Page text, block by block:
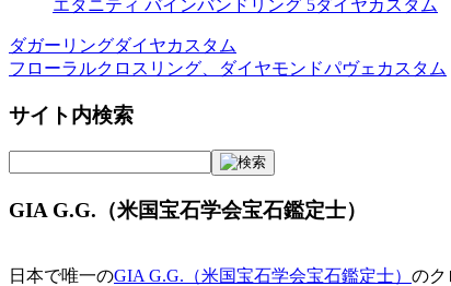
エタニティ バインバンドリング 5ダイヤカスタム
投
稿
ナ
ビ
ー
シ
ダガーリングダイヤカスタム
フローラルクロスリング、ダイヤモンドパヴェカスタム
サイト内検索
GIA G.G.（米国宝石学会宝石鑑定士）
日本で唯一のGIA G.G.（米国宝石学会宝石鑑定士） のク